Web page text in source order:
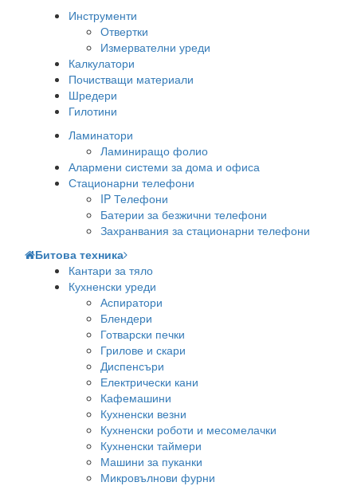
Инструменти
Отвертки
Измервателни уреди
Калкулатори
Почистващи материали
Шредери
Гилотини
Ламинатори
Ламиниращо фолио
Алармени системи за дома и офиса
Стационарни телефони
IP Телефони
Батерии за безжични телефони
Захранвания за стационарни телефони
Битова техника
Кантари за тяло
Кухненски уреди
Аспиратори
Блендери
Готварски печки
Грилове и скари
Диспенсъри
Електрически кани
Кафемашини
Кухненски везни
Кухненски роботи и месомелачки
Кухненски таймери
Машини за пуканки
Микровълнови фурни